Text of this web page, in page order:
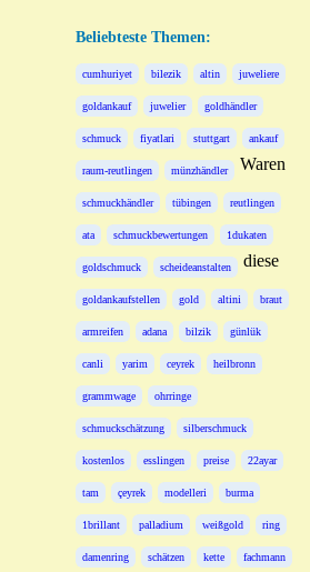
Beliebteste Themen:
cumhuriyet bilezik altin juweliere
goldankauf juwelier goldhändler
schmuck fiyatlari stuttgart ankauf
raum-reutlingen münzhändler
schmuckhändler tübingen reutlingen
ata schmuckbewertungen 1dukaten
goldschmuck scheideanstalten
goldankaufstellen gold altini braut
armreifen adana bilzik günlük
canli yarim ceyrek heilbronn
grammwage ohrringe
schmuckschätzung silberschmuck
kostenlos esslingen preise 22ayar
tam çeyrek modelleri burma
1brillant palladium weißgold ring
damenring schätzen kette fachmann
Waren
diese